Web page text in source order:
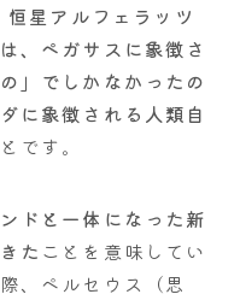
恒星アルフェラッツ
、ペガサスに象徴さ
」でしかなかったの
に象徴される人類自
です。
ドと一体になった新
た ことを意味してい
、ペルセウス（思